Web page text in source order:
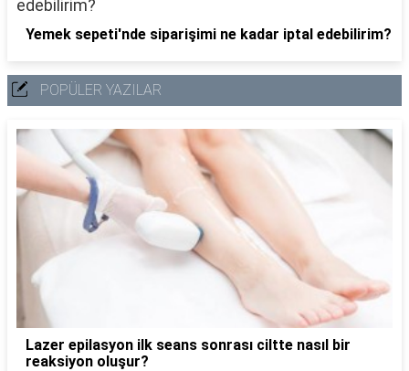
Yemek sepeti'nde siparişimi ne kadar iptal edebilirim?
POPÜLER YAZILAR
Lazer epilasyon ilk seans sonrası ciltte nasıl bir
reaksiyon oluşur?